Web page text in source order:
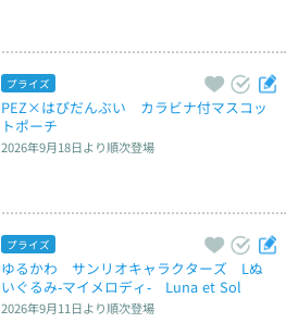
プライズ
PEZ×はぴだんぶい　カラビナ付マスコッ
トポーチ
2026年9月18日より順次登場
プライズ
ゆるかわ　サンリオキャラクターズ　Lぬ
いぐるみ‐マイメロディ‐　Luna et Sol
2026年9月11日より順次登場